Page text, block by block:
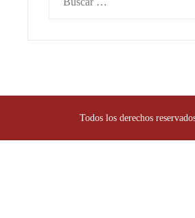
Todos los derechos